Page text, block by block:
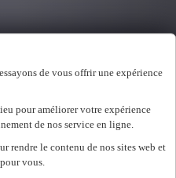
de vous offrir une expérience
pour améliorer votre expérience
de nos service en ligne.
rendre le contenu de nos sites web et
vous.